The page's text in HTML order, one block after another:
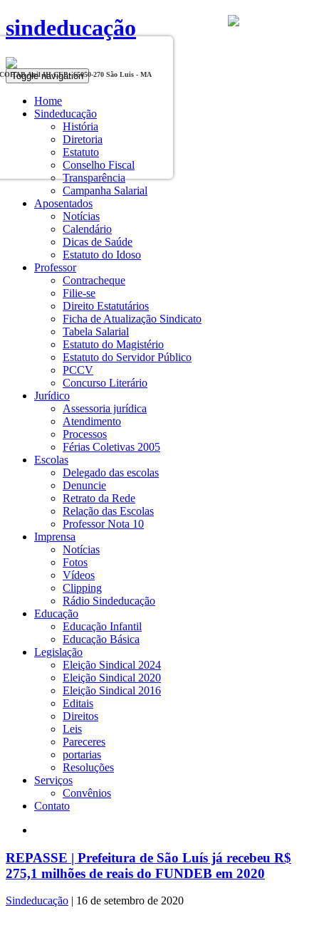
sindeducação
Toggle navigation
Home
Sindeducação
História
Diretoria
Estatuto
Conselho Fiscal
Transparência
Campanha Salarial
Aposentados
Notícias
Calendário
Dicas de Saúde
Estatuto do Idoso
Professor
Contracheque
Filie-se
Direito Estatutários
Ficha de Atualização Sindicato
Tabela Salarial
Estatuto do Magistério
Estatuto do Servidor Público
PCCV
Concurso Literário
Jurídico
Assessoria jurídica
Atendimento
Processos
Férias Coletivas 2005
Escolas
Delegado das escolas
Denuncie
Retrato da Rede
Relação das Escolas
Professor Nota 10
Imprensa
Notícias
Fotos
Vídeos
Clipping
Rádio Sindeducação
Educação
Educação Infantil
Educação Básica
Legislação
Eleição Sindical 2024
Eleição Sindical 2020
Eleição Sindical 2016
Editais
Direitos
Leis
Pareceres
portarias
Resoluções
Serviços
Convênios
Contato
REPASSE | Prefeitura de São Luís já recebeu R$
275,1 milhões de reais do FUNDEB em 2020
Sindeducação | 16 de setembro de 2020
COHAB Anil III CEP - 65050-270 São Luis - MA